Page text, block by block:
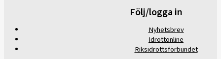
Följ/logga in
Nyhetsbrev
Idrottonline
Riksidrottsförbundet